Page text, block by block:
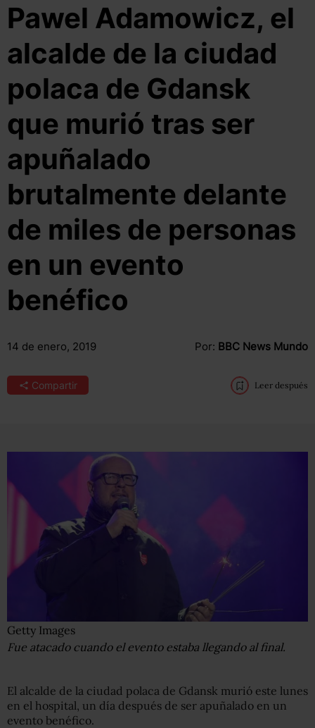
Pawel Adamowicz, el
alcalde de la ciudad
polaca de Gdansk
que murió tras ser
apuñalado
brutalmente delante
de miles de personas
en un evento
benéfico
14 de enero, 2019 Por: BBC News Mundo
Compartir Leer después
Getty Images
Fue atacado cuando el evento estaba llegando al final.
El alcalde de la ciudad polaca de Gdansk murió este lunes
en el hospital, un día después de ser apuñalado en un
evento benéfico.